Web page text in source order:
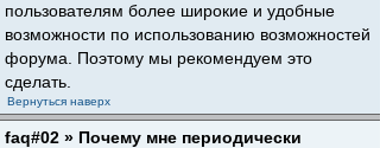
пользователям более широкие и удобные
возможности по использованию возможностей
форума. Поэтому мы рекомендуем это
сделать.
Вернуться наверх
faq#02 » Почему мне периодически